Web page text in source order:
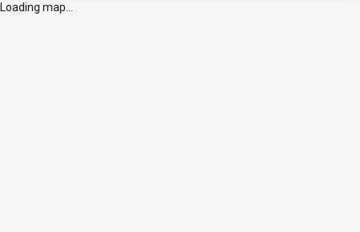
Loading map...